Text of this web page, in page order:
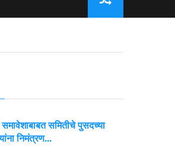
समितीचे पुसदच्या
निमंत्रण...